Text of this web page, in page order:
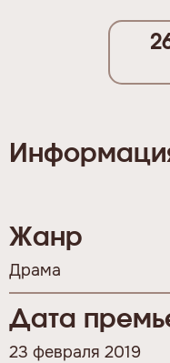
Жанр
Драма
Дата
23 февраля 2019